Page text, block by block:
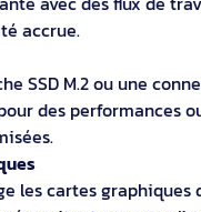
accrue.
SSD M.2 ou une
des performances
les cartes graphiques